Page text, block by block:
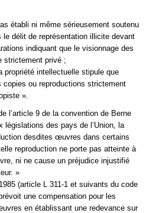
établi ni même sérieusement soutenu
délit de représentation illicite devant
indiquant que le visionnage des
strictement privé ;
propriété intellectuelle stipule que
copies ou reproductions strictement
».
l’article 9 de la convention de Berne
législations des pays de l’Union, la
desdites œuvres dans certains
reproduction ne porte pas atteinte à
ni ne cause un préjudice injustifié
»
(article L 311-1 et suivants du code
une compensation pour les
en établissant une redevance sur